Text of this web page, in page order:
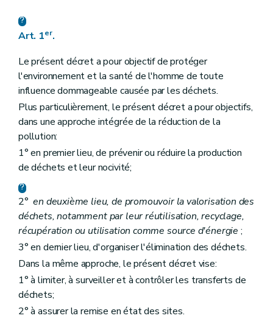
Section 3
Art. 20
Section 4 Dispositions particulières aux déchets ménagers
Art. 21
Art. 22
Chapitre III Prévention et limitation des nuisances lors de la gestion des déchets
Section première Dispositions communes
Art. 7
Art. 8
Art. 9
Art. 10
Art. 13
Art. 14
Art. 15
Section 2 Dispositions particulières à la valorisation des déchets
Art. 16
Art. 17
Art. 18
Section 3 Dispositions particulières à l'élimination des déchets
Art. 19
Art. 20
Section 4 Dispositions particulières aux déchets ménagers
Art. 1er.
Le présent décret a pour objectif de protéger
l'environnement et la santé de l'homme de toute
influence dommageable causée par les déchets.
Plus particulièrement, le présent décret a pour objectifs,
dans une approche intégrée de la réduction de la
pollution:
1° en premier lieu, de prévenir ou réduire la production
de déchets et leur nocivité;
2°en deuxième lieu, de promouvoir la valorisation des
déchets, notamment par leur réutilisation, recyclage,
récupération ou utilisation comme source d'énergie ;
3° en dernier lieu, d'organiser l'élimination des déchets.
Dans la même approche, le présent décret vise:
1° à limiter, à surveiller et à contrôler les transferts de
déchets;
2° à assurer la remise en état des sites.